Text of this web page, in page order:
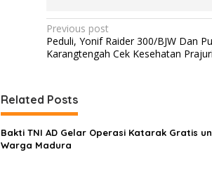
P
o
t
n
a
v
Previous post
Peduli, Yonif Raider 300/BJW Dan
Karangtengah Cek Kesehatan
Related Posts
Bakti TNI AD Gelar Operasi Katarak Gratis
Warga Madura